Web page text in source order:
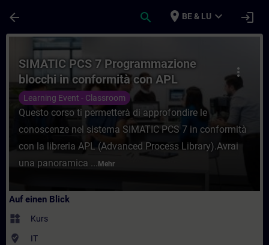
arrow_back search place BE & LU expand_more login
Kurs - SIMATIC PCS 7
more_vert
SIMATIC PCS 7 Programmazione
blocchi in conformità con APL
Learning Event - Classroom
Questo corso ti permetterà di approfondire le
conoscenze nel sistema SIMATIC PCS 7 in conformità
con la libreria APL (Advanced Process Library).Avrai
una panoramica ... Mehr
Auf einen Blick
widgets Kurs
where_to_vote IT